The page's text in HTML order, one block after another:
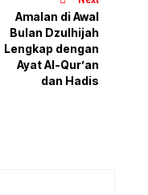
Amalan di Awal
Bulan Dzulhijah
Lengkap dengan
Ayat Al-Qur’an
dan Hadis